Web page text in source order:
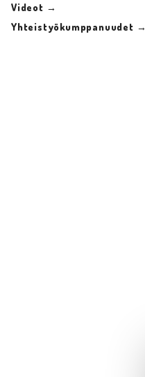
Videot →
Yhteistyökumppanuudet →